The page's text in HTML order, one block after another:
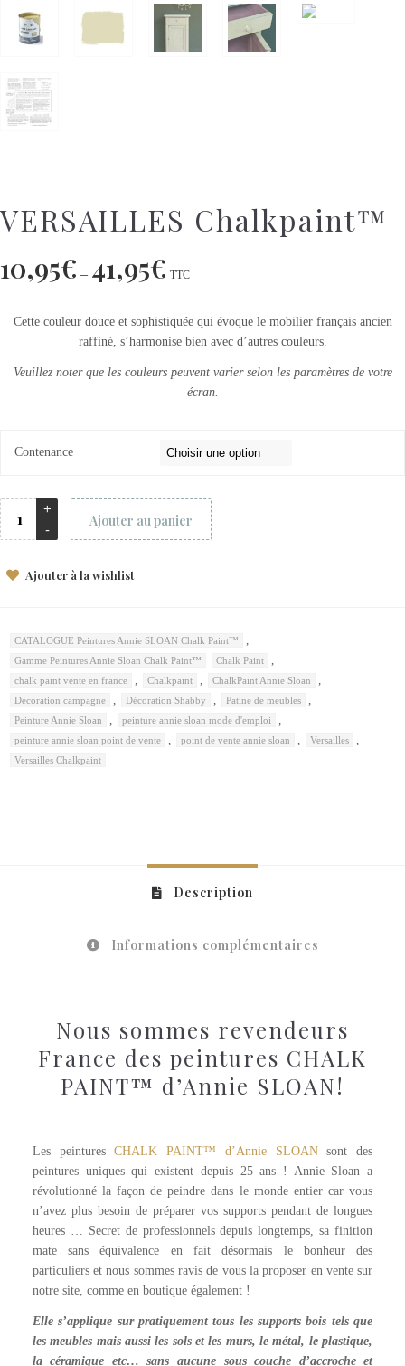
VERSAILLES Chalkpaint™
10,95€ – 41,95€ TTC
Cette couleur douce et sophistiquée qui évoque le mobilier français ancien
raffiné, s’harmonise bien avec d’autres couleurs.
Veuillez noter que les couleurs peuvent varier selon les paramètres de votre
écran.
Contenance
Ajouter au panier
Ajouter à la wishlist
CATALOGUE Peintures Annie SLOAN Chalk Paint™
Gamme Peintures Annie Sloan Chalk Paint™ Chalk Paint
chalk paint vente en france Chalkpaint ChalkPaint Annie Sloan
Décoration campagne Décoration Shabby Patine de meubles
Peinture Annie Sloan peinture annie sloan mode d'emploi
peinture annie sloan point de vente point de vente annie sloan Versailles
Versailles Chalkpaint
Description
Informations complémentaires
Nous sommes revendeurs
France des peintures CHALK
PAINT™ d’Annie SLOAN!
Les peinturesCHALK PAINT™ d’Annie SLOANsont des
peintures uniques qui existent depuis 25 ans ! Annie Sloan a
révolutionné la façon de peindre dans le monde entier car vous
n’avez plus besoin de préparer vos supports pendant de longues
heures … Secret de professionnels depuis longtemps, sa finition
mate sans équivalence en fait désormais le bonheur des
particuliers et nous sommes ravis de vous la proposer en vente sur
notre site, comme en boutique également !
Elle s’applique sur pratiquement tous les supports bois tels que
les meubles mais aussi les sols et les murs, le métal, le plastique,
la céramique etc… sans aucune sous couche d’accroche et